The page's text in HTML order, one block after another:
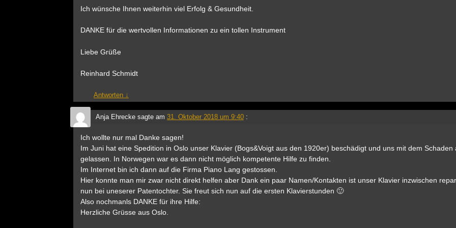
Ich wünsche Ihnen weiterhin viel Erfolg & Gesundheit.
DANKE für die wertvollen Informationen zu ein tollen Instrument
Liebe Grüße
Reinhard Schmidt
Antworten ↓
Anja Ehrecke sagte am 31. Oktober 2018 um 9:40 :
Ich wollte nur mal Danke sagen!
Im Juni hat eine Spedition in Oslo unser Klavier (Bogs&Voigt aus den 1920er) beschädigt und uns mit dem Schaden
gelassen. In Norwegen war es dann nicht möglich kompetente Hilfe zu finden.
Im Internet bin ich dann auf die Firma Piano Lang gestossen.
Hier konnte man mir zwar nicht direkt helfen aber Dank ein paar Namen/Kontakten ist unser Klavier inzwischen
nun bei uneserer Patentochter. Sie freut sich nun auf die ersten Klavierstunden 🙂
Also nochmanls DANKE für ihre Hilfe:
Herzliche Grüsse aus Oslo.